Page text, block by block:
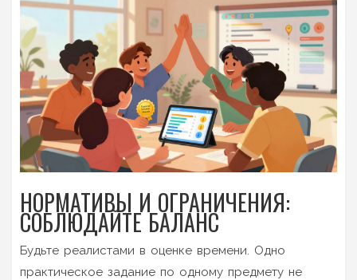
НОРМАТИВЫ И ОГРАНИЧЕНИЯ:
СОБЛЮДАЙТЕ БАЛАНС
Будьте реалистами в оценке времени. Одно
практическое задание по одному предмету не